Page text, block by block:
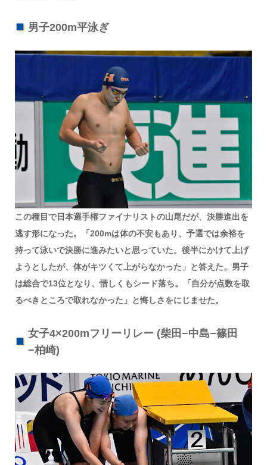
男子200m平泳ぎ
この種目で日本選手権ファイナリストの山尾だが、決勝進出を
逃す形になった。「200mは体の不安もあり、予選では余裕を
持って泳いで決勝に進みたいと思っていた。後半にかけて上げ
ようとしたが、体がキツくて上がらなかった」と答えた。男子
は総合で13位となり、惜しくもシード落ち。「自分が点数を取
るべきところで取れなかった」と悔しさをにじませた。
女子4×200mフリーリレー (柴田−中島−篠田
−柏崎)